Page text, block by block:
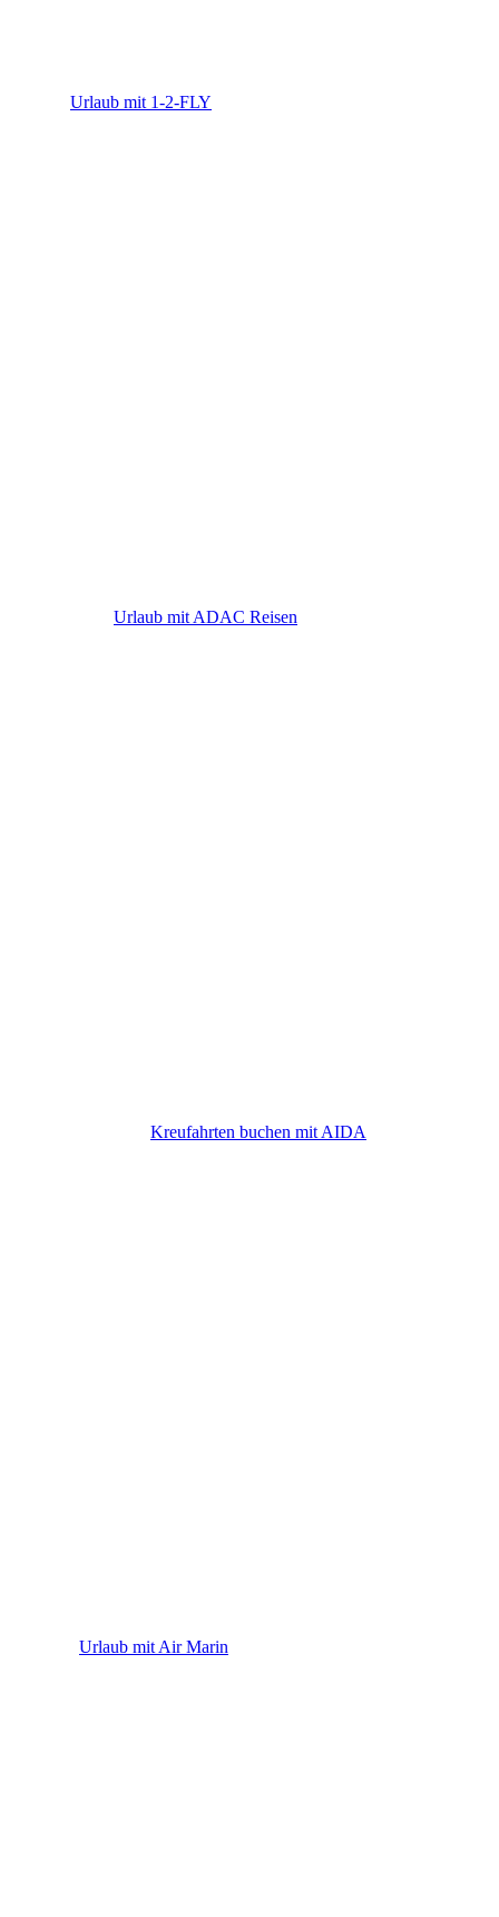
Urlaub mit 1-2-FLY
Urlaub mit ADAC Reisen
Kreufahrten buchen mit AIDA
Urlaub mit Air Marin